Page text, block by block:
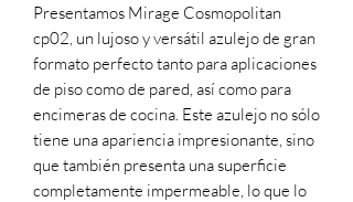
Presentamos Mirage Cosmopolitan
cp02, un lujoso y versátil azulejo de gran
formato perfecto tanto para aplicaciones
de piso como de pared, así como para
encimeras de cocina. Este azulejo no sólo
tiene una apariencia impresionante, sino
que también presenta una superficie
completamente impermeable, lo que lo